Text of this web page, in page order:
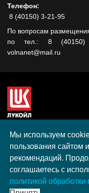
Телефон:
8 (40150) 3-21-95
По вопросам
по тел.: 8 (40150)
volnanet@mail.ru
гранта, полученного
культурных
Согласие на
Разработка,
© 2026 МАУ «Редакция
Мы используем
пользования сайтом
рекомендаций.
соглашаетесь с
политикой